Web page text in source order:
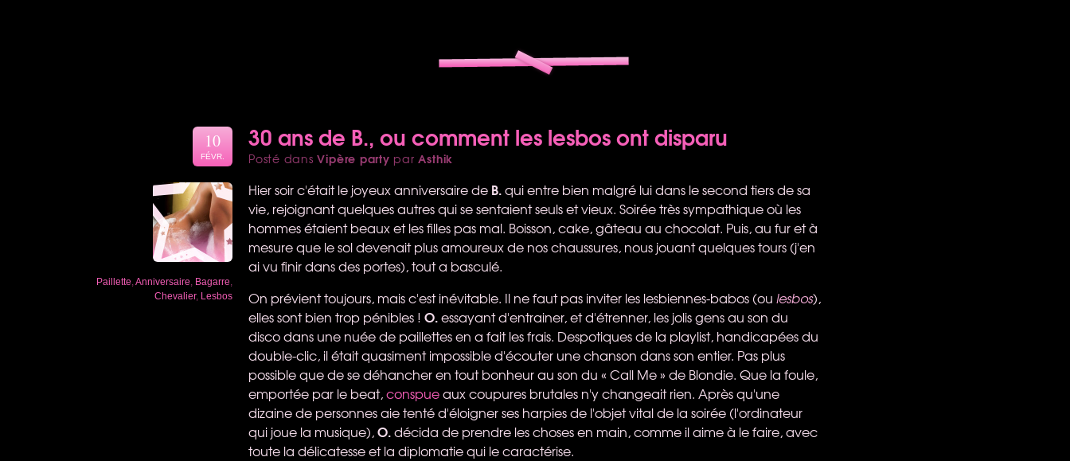
30 ans de B., ou comment les lesbos ont disparu
Posté dansVipère party parAsthik
10
FÉVR.
Paillette Anniversaire Bagarre
Chevalier, Lesbos
Hier soir c'était le joyeux anniversaire de B.qui entre bien malgré lui dans le second tiers de sa
vie, rejoignant quelques autres qui se sentaient seuls et vieux. Soirée très sympathique où les
hommes étaient beaux et les filles pas mal. Boisson, cake, gâteau au chocolat. Puis, au fur et à
mesure que le sol devenait plus amoureux de nos chaussures, nous jouant quelques tours (j'en
ai vu finir dans des portes), tout a basculé.
On prévient toujours, mais c'est inévitable. Il ne faut pas inviter les lesbiennes-babos (ou lesbos),
elles sont bien trop pénibles ! O.essayant d'entrainer, et d'étrenner, les jolis gens au son du
disco dans une nuée de paillettes en a fait les frais. Despotiques de la playlist, handicapées du
double-clic, il était quasiment impossible d'écouter une chanson dans son entier. Pas plus
possible que de se déhancher en tout bonheur au son du « Call Me » de Blondie. Que la foule,
emportée par le beat,conspueaux coupures brutales n'y changeait rien. Après qu'une
dizaine de personnes aie tenté d'éloigner ses harpies de l'objet vital de la soirée (l'ordinateur
qui joue la musique),O.décida de prendre les choses en main, comme il aime à le faire, avec
toute la délicatesse et la diplomatie qui le caractérise.